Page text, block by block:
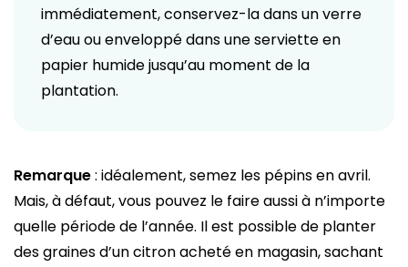
immédiatement, conservez-la dans un verre
d’eau ou enveloppé dans une serviette en
papier humide jusqu’au moment de la
plantation.
Remarque: idéalement, semez les pépins en avril.
Mais, à défaut, vous pouvez le faire aussi à n’importe
quelle période de l’année. Il est possible de planter
des graines d’un citron acheté en magasin, sachant